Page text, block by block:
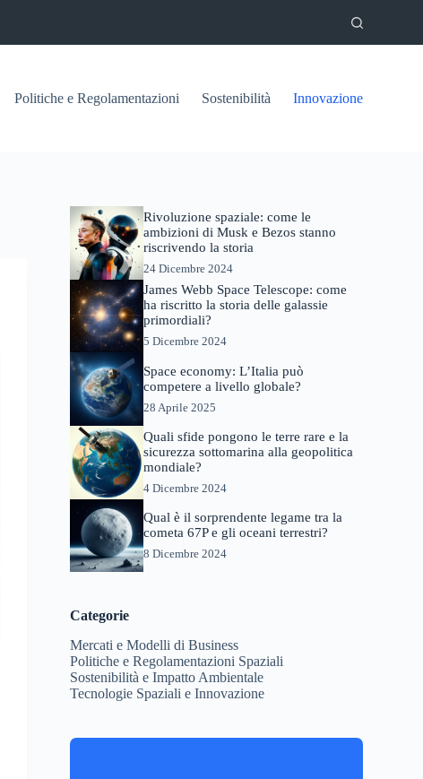
Politiche e Regolamentazioni Sostenibilità Innovazione
Rivoluzione spaziale: come le
ambizioni di Musk e Bezos stanno
riscrivendo la storia
24 Dicembre 2024
James Webb Space Telescope: come
ha riscritto la storia delle galassie
primordiali?
5 Dicembre 2024
Space economy: L’Italia può
competere a livello globale?
28 Aprile 2025
Quali sfide pongono le terre rare e la
sicurezza sottomarina alla geopolitica
mondiale?
4 Dicembre 2024
Qual è il sorprendente legame tra la
cometa 67P e gli oceani terrestri?
8 Dicembre 2024
Categorie
Mercati e Modelli di Business
Politiche e Regolamentazioni Spaziali
Sostenibilità e Impatto Ambientale
Tecnologie Spaziali e Innovazione